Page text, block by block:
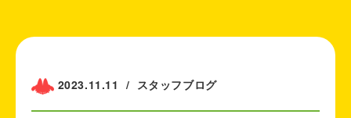
2023.11.11 / スタッフブログ